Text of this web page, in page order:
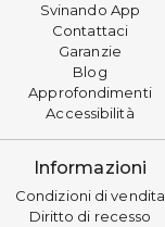
Svinando App
Contattaci
Garanzie
Blog
Approfondimenti
Accessibilità
Informazioni
Condizioni di vendita
Diritto di recesso